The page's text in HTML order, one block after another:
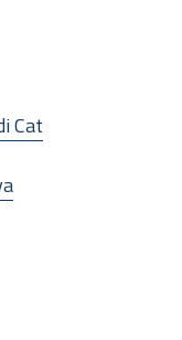
Cat